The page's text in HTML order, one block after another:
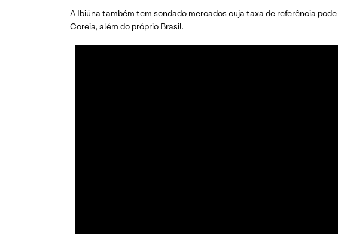
A Ibiúna também tem sondado mercados cuja taxa de referência
Coreia, além do próprio Brasil.